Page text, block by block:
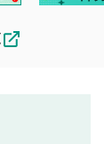
とみなし